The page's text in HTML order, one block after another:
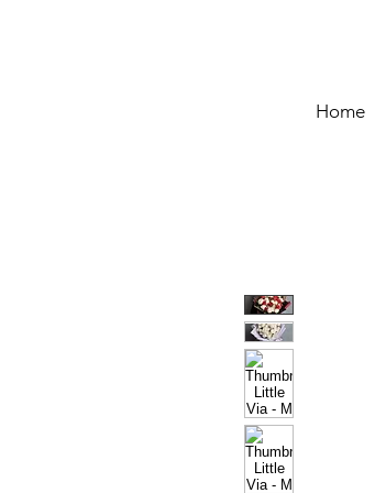
Home